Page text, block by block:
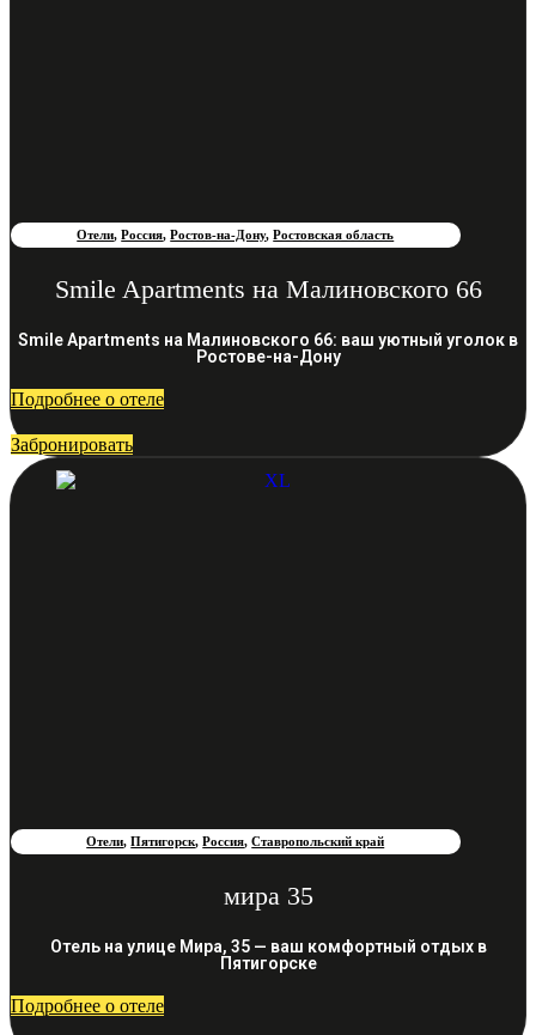
Отели,Россия,Ростов-на-Дону,Ростовская область
Smile Apartments на Малиновского 66
Smile Apartments на Малиновского 66: ваш уютный уголок в
Ростове-на-Дону
Подробнее о отеле
Забронировать
Отели,Пятигорск,Россия,Ставропольский край
мира 35
Отель на улице Мира, 35 — ваш комфортный отдых в
Пятигорске
Подробнее о отеле